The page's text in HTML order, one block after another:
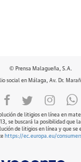
© Prensa Malagueña, S.A.
social en Málaga, Av. Dr.
de litigios en línea en
se buscará la posibilidad que
de litigios en línea y que se
https://ec.europa.eu/